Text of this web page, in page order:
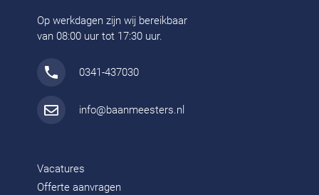
Op werkdagen zijn wij bereikbaar
van 08:00 uur tot 17:30 uur.
0341-437030
info@baanmeesters.nl
Vacatures
Offerte aanvragen